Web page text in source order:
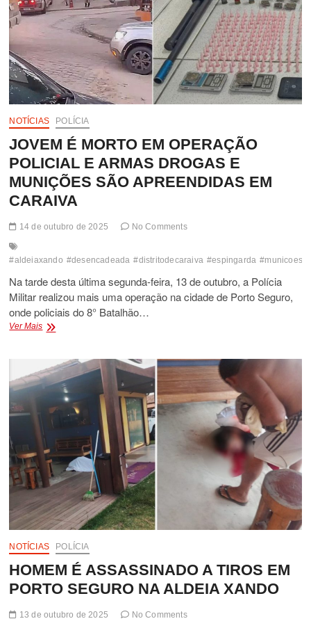
NOTÍCIAS POLÍCIA
JOVEM É MORTO EM OPERAÇÃO
POLICIAL E ARMAS DROGAS E
MUNIÇÕES SÃO APREENDIDAS EM
CARAIVA
14 de outubro de 2025 No Comments
#aldeiaxando #desencadeada #distritodecaraiva #espingarda #municoes
Na tarde desta última segunda-feira, 13 de outubro, a Polícia
Militar realizou mais uma operação na cidade de Porto Seguro,
onde policiais do 8° Batalhão…
Ver MaisJOVEM
OPERAÇÃO
POLICIAL
ARMAS
DROGAS
MUNIÇÕES
SÃO
APREENDIDAS
EM
CARAIVA
NOTÍCIAS POLÍCIA
HOMEM É ASSASSINADO A TIROS EM
PORTO SEGURO NA ALDEIA XANDO
13 de outubro de 2025 No Comments